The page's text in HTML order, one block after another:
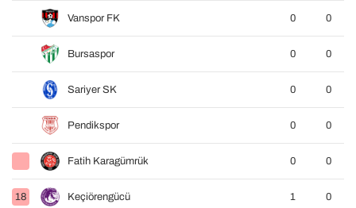
Vanspor FK 0 0
Bursaspor 0 0
Sariyer SK 0 0
Pendikspor 0 0
Fatih Karagümrük 0 0
18 Keçiörengücü 1 0